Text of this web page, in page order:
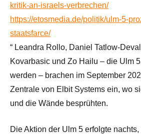
kritik-an-israels-verbrechen/
https://etosmedia.de/politik/ulm-5-
staatsfarce/
“ Leandra Rollo, Daniel Tatlow-
Kovarbasic und Zo Hailu – die Ulm
werden – brachen im September
Zentrale von Elbit Systems ein, wo
und die Wände besprühten.
Die Aktion der Ulm 5 erfolgte